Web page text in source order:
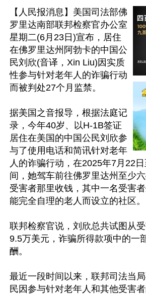
【人民报消息】美国司法部佛
罗里达南部联邦检察官办公室
星期二(6月23日)宣布，居住
在佛罗里达州阿勃卡的中国公
民刘欣(音译，Xin Liu)因实质
性参与针对老年人的诈骗行动
而被判处27个月监禁。
据美国之音报导，根据法庭记
录，今年40岁、以H-1B签证
居住在美国的中国公民刘欣参
与了使用电话和简讯针对老年
人的诈骗行动，在2025年7月22
间，她驾车前往佛罗里达州至少
受害者那里收钱，其中一名受害
能完全自理的老人而设立的社区。
联邦检察官说，刘欣总共试图从
9.5万美元，诈骗所得款项中的一
酬。
最近一段时间以来，联邦司法当
民因参与针对老年人和其他受害